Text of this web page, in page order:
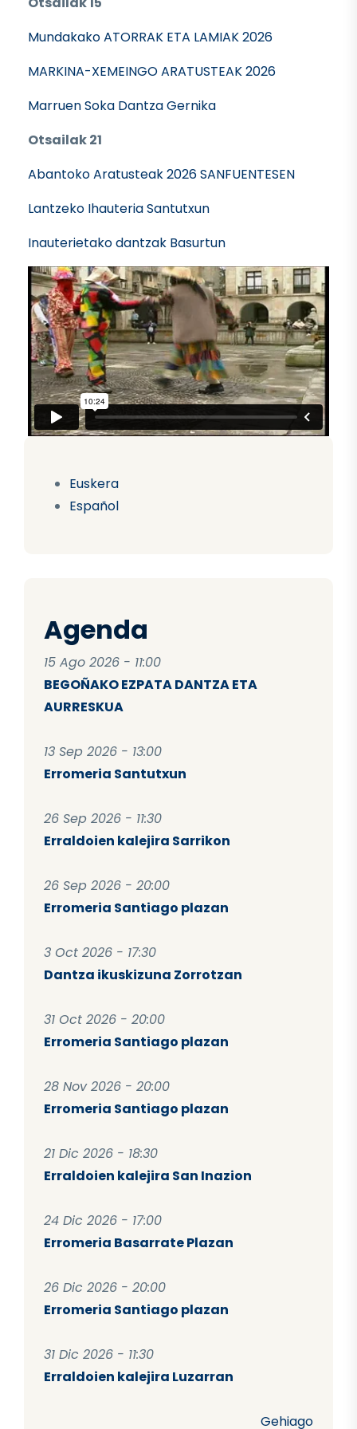
Euskera
Español
Agenda
15 Ago 2026 - 11:00
BEGOÑAKO EZPATA DANTZA ETA
AURRESKUA
13 Sep 2026 - 13:00
Erromeria Santutxun
26 Sep 2026 - 11:30
Erraldoien kalejira Sarrikon
26 Sep 2026 - 20:00
Erromeria Santiago plazan
3 Oct 2026 - 17:30
Dantza ikuskizuna Zorrotzan
31 Oct 2026 - 20:00
Erromeria Santiago plazan
28 Nov 2026 - 20:00
Erromeria Santiago plazan
21 Dic 2026 - 18:30
Erraldoien kalejira San Inazion
24 Dic 2026 - 17:00
Erromeria Basarrate Plazan
26 Dic 2026 - 20:00
Erromeria Santiago plazan
31 Dic 2026 - 11:30
Erraldoien kalejira Luzarran
Gehiago
Mundakako ATORRAK ETA LAMIAK 2026
MARKINA-XEMEINGO ARATUSTEAK 2026
Marruen Soka Dantza Gernika
Otsailak 21
Abantoko Aratusteak 2026 SANFUENTESEN
Lantzeko Ihauteria Santutxun
Inauterietako dantzak Basurtun